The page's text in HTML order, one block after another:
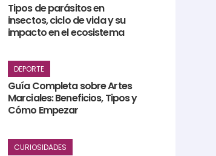
Tipos de parásitos en
insectos, ciclo de vida y su
impacto en el ecosistema
DEPORTE
Guía Completa sobre Artes
Marciales: Beneficios, Tipos y
Cómo Empezar
CURIOSIDADES